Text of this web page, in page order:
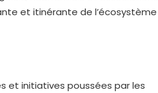
et itinérante de l’écosystème
et initiatives poussées par les